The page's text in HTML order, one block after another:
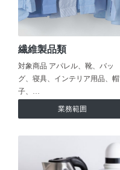
繊維製品類
対象商品 アパレル、靴、バッ
グ、寝具、インテリア用品、帽
子、…
業務範囲